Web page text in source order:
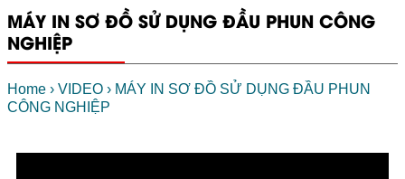
MÁY IN SƠ ĐỒ SỬ DỤNG ĐẦU PHUN CÔNG
NGHIỆP
Home › VIDEO › MÁY IN SƠ ĐỒ SỬ DỤNG ĐẦU PHUN
CÔNG NGHIỆP